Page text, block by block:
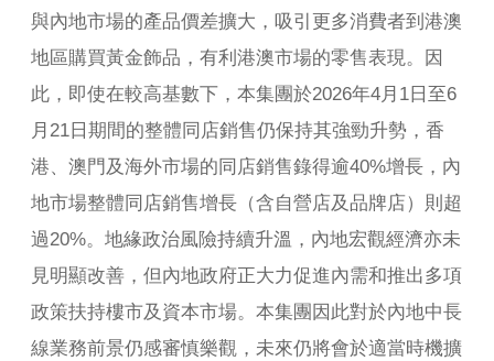
與內地市場的產品價差擴大，吸引更多消費者到港澳
地區購買黃金飾品，有利港澳市場的零售表現。因
此，即使在較高基數下，本集團於2026年4月1日至6
月21日期間的整體同店銷售仍保持其強勁升勢，香
港、澳門及海外市場的同店銷售錄得逾40%增長，內
地市場整體同店銷售增長（含自營店及品牌店）則超
過20%。地緣政治風險持續升溫，內地宏觀經濟亦未
見明顯改善，但內地政府正大力促進內需和推出多項
政策扶持樓市及資本市場。本集團因此對於內地中長
線業務前景仍感審慎樂觀，未來仍將會於適當時機擴